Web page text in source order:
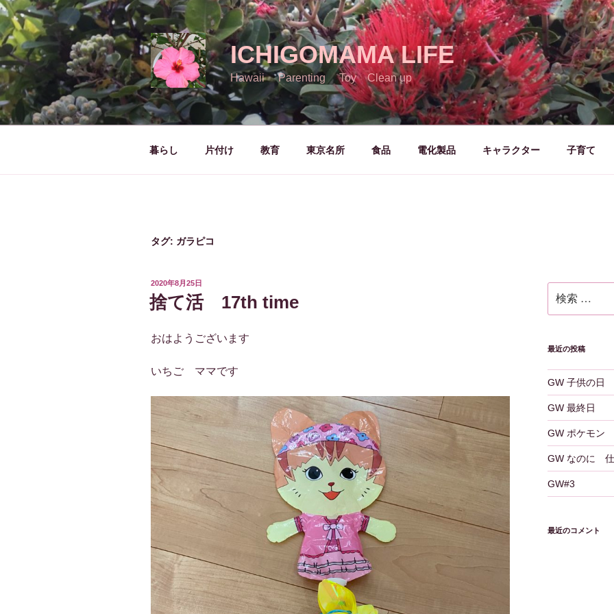
コ
ン
テ
ン
ツ
へ
ス
キ
ICHIGOMAMA LIFE
Hawaii Parenting Toy Clean up
暮らし 片付け 教育 東京名所 食品 電化製品 キャラクター 子育て
タグ: ガラピコ
投
稿
日:
2020年8月25日
捨て活 17th time
おはようございます
いちご ママです
索:
最近の投稿
GW 子供の日
GW 最終日
GW ポケモン
GW なのに
GW#3
最近のコメント